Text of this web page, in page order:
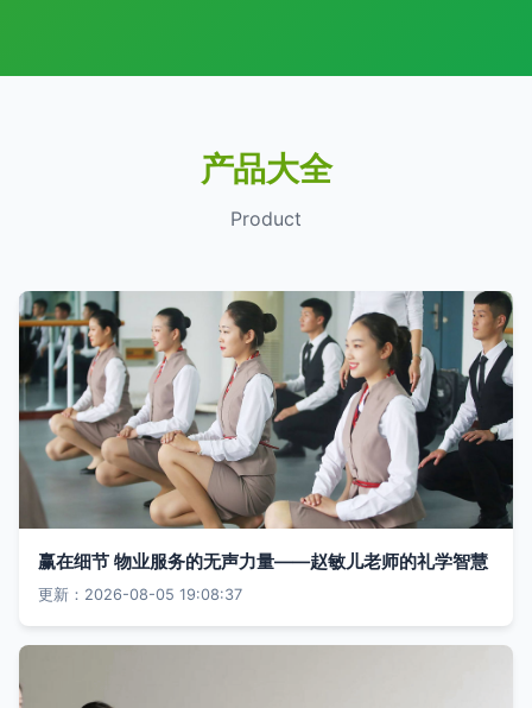
产品大全
Product
赢在细节 物业服务的无声力量——赵敏儿老师的礼学智慧
更新：2026-08-05 19:08:37